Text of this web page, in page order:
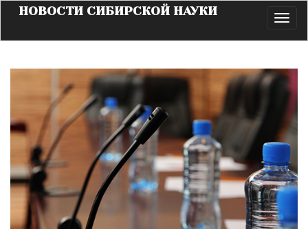
НОВОСТИ СИБИРСКОЙ НАУКИ